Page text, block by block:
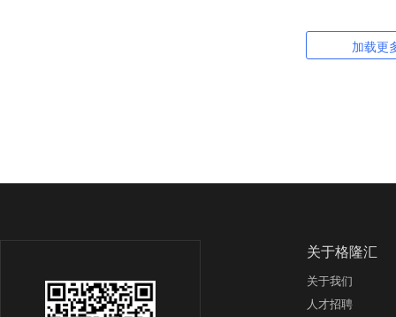
加载更
关于格隆汇
关于我们
人才招聘